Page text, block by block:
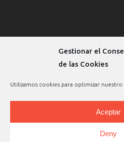
Gestionar el
de las Cookies
Utilizamos cookies para optimizar
Aceptar
Deny
Copyright © 2026 |Aviso legal|